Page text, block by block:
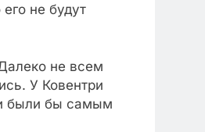
не будут
не всем
У Ковентри
были бы самым